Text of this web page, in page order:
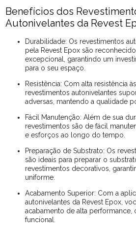
Benefícios dos
Autonivelantes da Revest
Durabilidade: Os revestimentos autonivelantes oferecidos
pela Revest Epox são
excepcional, garantindo um
para o seu espaço.
Resistência: Com alta resistência às intempéries, os
revestimentos autonivelantes
adversas, mantendo a qualidade
Fácil Manutenção: Além de sua durabilidade, esses
revestimentos são de fácil
e esforços ao longo do tempo.
Preparação de Substrato: Os revestimentos autonivelantes
são ideais para preparar o
revestimentos decorativos,
uniforme.
Acabamento Superior: Com a aplicação dos revestimentos
autonivelantes da Revest Epox,
acabamento de alta performance,
funcional.